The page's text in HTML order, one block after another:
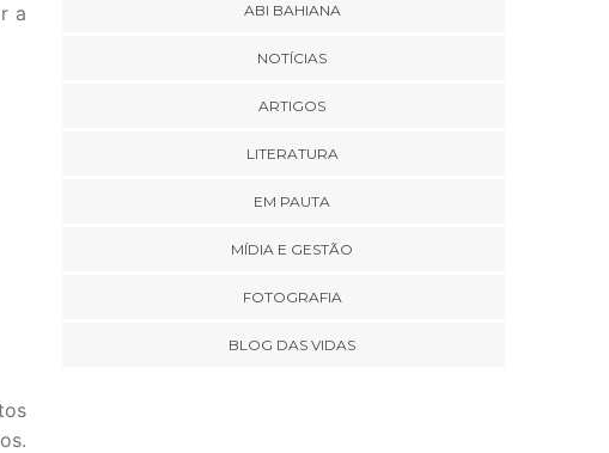
a
ABI BAHIANA
NOTÍCIAS
ARTIGOS
LITERATURA
EM PAUTA
MÍDIA E GESTÃO
FOTOGRAFIA
BLOG DAS VIDAS